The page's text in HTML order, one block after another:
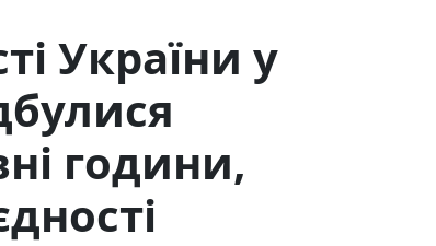
України у
години,